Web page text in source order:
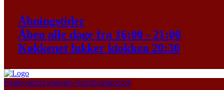
Åbningstider
Åben alle dage fra 16:00 - 21:00
Køkkenet lukker klokken 20:30
Fødevarestyrelsen/kontrolrapport